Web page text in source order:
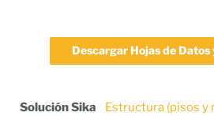
Descargar Hojas de Datos
Solución Sika
Estructura (pisos y